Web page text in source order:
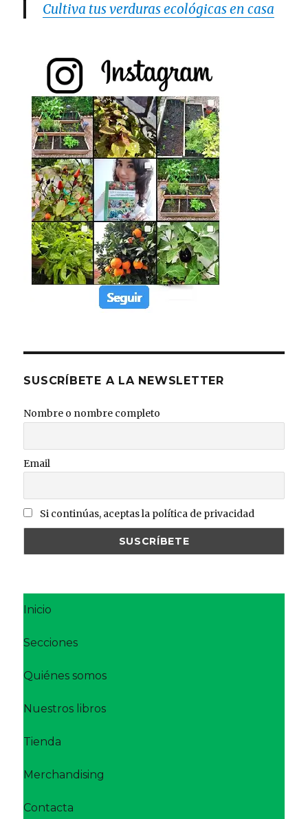
Cultiva tus verduras ecológicas en casa
SUSCRÍBETE A LA NEWSLETTER
Nombre o nombre completo
Email
Si continúas, aceptas la política de privacidad
Inicio
Secciones
Quiénes somos
Nuestros libros
Tienda
Merchandising
Contacta